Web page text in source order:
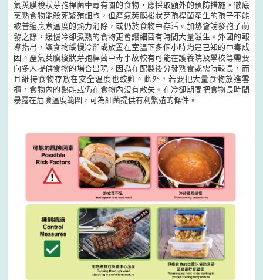
氣莢膜梭狀芽孢桿菌中毒有關的食物，應採取額外的預防措施。徹底
烹熟食物能殺死繁殖細胞，但產氣莢膜梭狀芽孢桿菌產生的孢子不能
被普遍烹煮温度的熱力消除，或仍於食物中存活。加熱會誘發孢子萌
發之餘，緩慢冷卻煮熟的食物更會讓細菌有時間大量滋生。外國的報
導指出，讓食物緩慢冷卻或放置在室温下多個小時均是已知的中毒成
因。產氣莢膜梭狀芽孢桿菌中毒事故較有可能在護養院及學校等需要
向多人提供食物的場合出現，因為在配製後分發熟食或需時較長，而
且維持食物存放在安全温度也較難。此外，若要把大量食物放進雪
櫃，食物內的熱能或仍在食物內沒有散失。在冷卻期間把食物長時間
暴露在危險温度範圍，可為細菌提供有利繁殖的條件。